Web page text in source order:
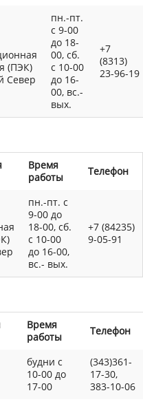
(ПЭК)
Север
пн.-пт.
с 9-00
до 18-
00, сб.
с 10-00
до 16-
00, вс.-
вых.
+7
(8313)
23-96-19
Время
работы
Телефон
пн.-пт. с
9-00 до
18-00, сб.
с 10-00
до 16-00,
вс.- вых.
+7 (84235)
9-05-91
Время
работы
Телефон
будни с
10-00 до
17-00
(343)361-
17-30,
383-10-06